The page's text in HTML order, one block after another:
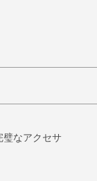
璧なアクセサ